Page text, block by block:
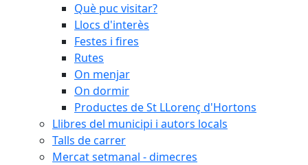
Què puc visitar?
Llocs d'interès
Festes i fires
Rutes
On menjar
On dormir
Productes de St LLorenç d'Hortons
Llibres del municipi i autors locals
Talls de carrer
Mercat setmanal - dimecres